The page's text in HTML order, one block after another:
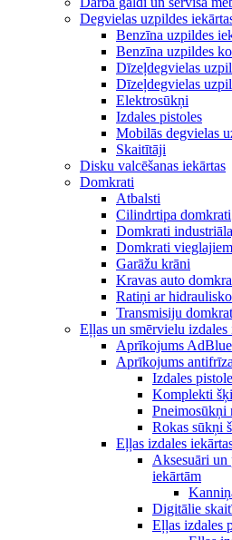
Degvielas uzpildes
Benzīna uzpildes
Benzīna uzpildes
Dīzeļdegvielas
Dīzeļdegvielas
Elektrosūkņi
Izdales pistoles
Mobilās degvielas
Skaitītāji
Disku valcēšanas iekārtas
Domkrati
Atbalsti
Cilindrtipa domkrati
Domkrati
Domkrati
Garāžu krāni
Kravas auto
Ratiņi ar
Transmisiju
Eļļas un smērvielu izdales
Aprīkojums
Aprīkojums
Izdales
Komplekti
Pneimosūkņi
Rokas sūkņi
Eļļas izdales
Aksesuāri
iekārtām
Digitālie
Eļļas izdales